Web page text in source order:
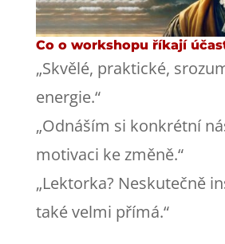
Co o workshopu říkají
„Skvělé, praktické,
energie.“
„Odnáším si konkrétní
motivaci ke změně.“
„Lektorka? Neskutečně
také velmi přímá.“